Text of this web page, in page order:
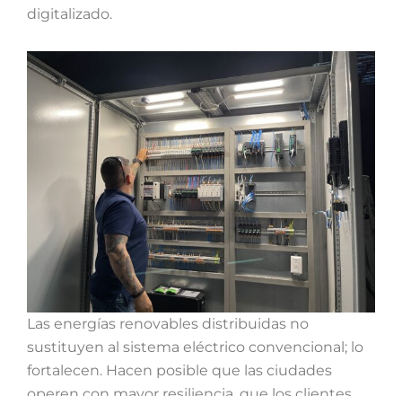
digitalizado.
Las energías renovables distribuidas no
sustituyen al sistema eléctrico convencional; lo
fortalecen. Hacen posible que las ciudades